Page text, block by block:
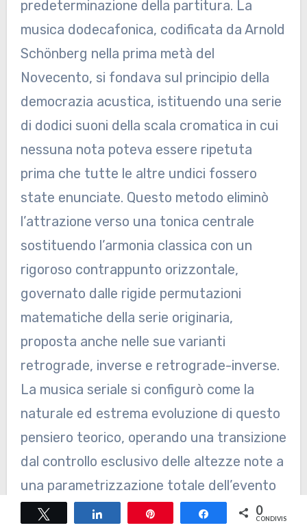
predeterminazione della partitura. La
musica dodecafonica, codificata da Arnold
Schönberg nella prima metà del
Novecento, si fondava sul principio della
democrazia acustica, istituendo una serie
di dodici suoni della scala cromatica in cui
nessuna nota poteva essere ripetuta
prima che tutte le altre undici fossero
state enunciate. Questo metodo eliminò
l’attrazione verso una tonica centrale
sostituendo l’armonia classica con un
rigoroso contrappunto orizzontale,
governato dalle rigide permutazioni
matematiche della serie originaria,
proposta anche nelle sue varianti
retrograde, inverse e retrograde-inverse.
La musica seriale si configurò come la
naturale ed estrema evoluzione di questo
pensiero teorico, operando una transizione
dal controllo esclusivo delle altezze note a
una parametrizzazione totale dell’evento
sonoro. Nel serialismo integrale, fiorito nel
Share 0
CONDIVISIONI